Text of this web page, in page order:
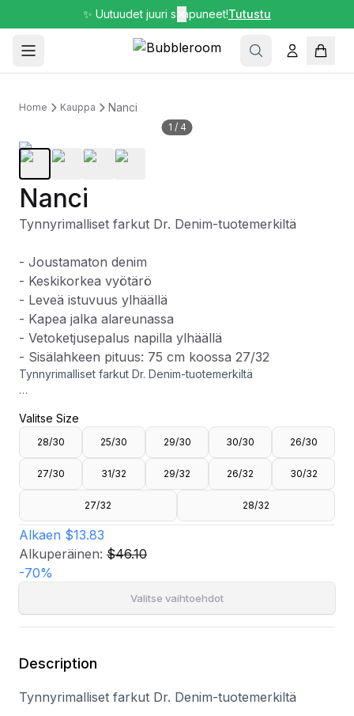
✨ Uutuudet juuri saapuneet!Tutustu
Home Kauppa Nanci
1 / 4
Nanci
Tynnyrimalliset farkut Dr. Denim-tuotemerkiltä
- Joustamaton denim
- Keskikorkea vyötärö
- Leveä istuvuus ylhäällä
- Kapea jalka alareunassa
- Vetoketjusepalus napilla ylhäällä
- Sisälahkeen pituus: 75 cm koossa 27/32
Tynnyrimalliset farkut Dr. Denim-tuotemerkiltä
- Keskikorkea vyötärö
- Leveä istuvuus ylhäällä
- Kapea jalka alareunassa
- Vetoketjusepalus napilla ylhäällä
- Sisälahkeen pituus: 75 cm koossa 27/32
Valitse Size
28/30 25/30 29/30 30/30 26/30
27/30 31/32 29/32 26/32 30/32
27/32 28/32
Alkaen $13.83
Alkuperäinen: $46.10
-70%
Valitse vaihtoehdot
Description
Tynnyrimalliset farkut Dr. Denim-tuotemerkiltä